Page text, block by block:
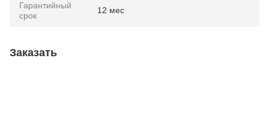
Гарантийный
срок
12 мес
Заказать